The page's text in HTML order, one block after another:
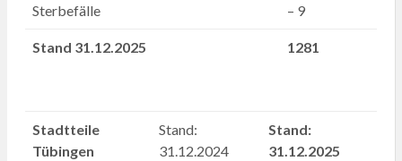
Sterbefälle – 9
Stand 31.12.2025 1281
Stadtteile
Tübingen
Stand:
31.12.2024
Stand:
31.12.2025